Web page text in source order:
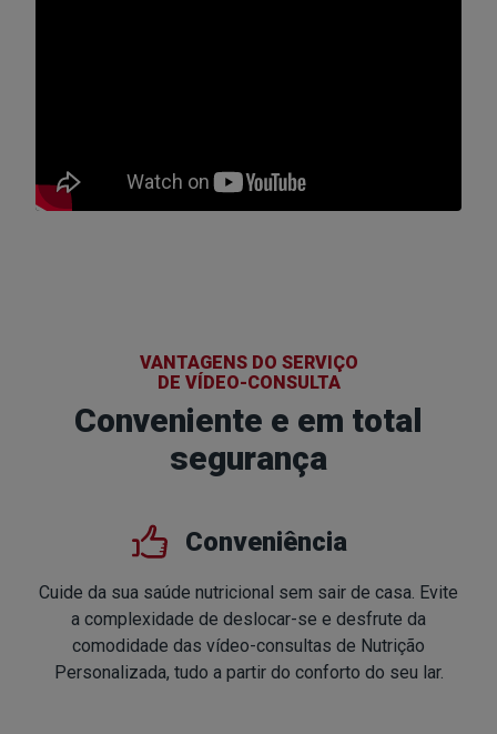
VANTAGENS DO SERVIÇO
DE VÍDEO-CONSULTA
Conveniente e em total
segurança
Conveniência
Cuide da sua saúde nutricional sem sair de casa. Evite
a complexidade de deslocar-se e desfrute da
comodidade das vídeo-consultas de Nutrição
Personalizada, tudo a partir do conforto do seu lar.